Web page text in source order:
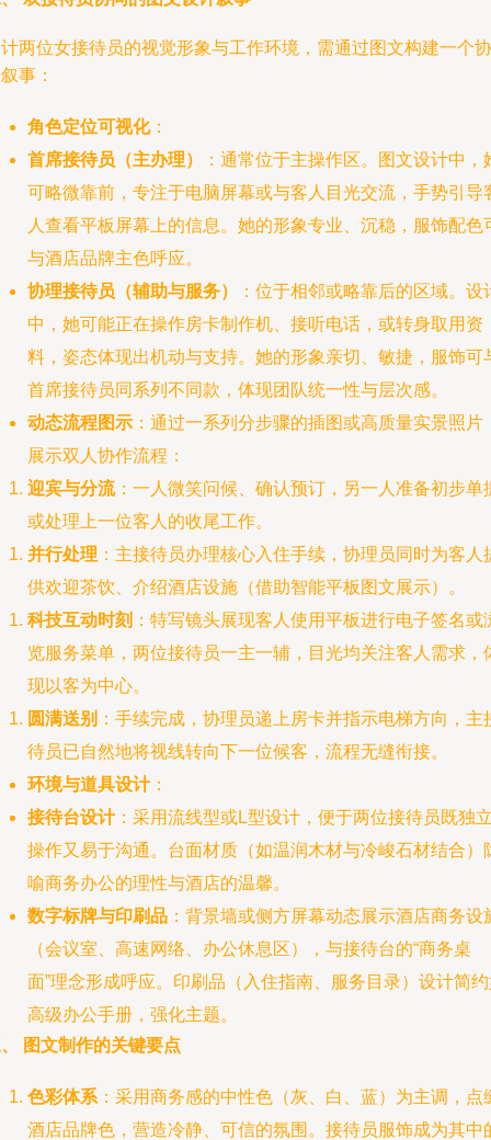
两位女接待员的视觉形象与工作环境，需通过图文构建一个协
事：
角色定位可视化：
首席接待员（主办理）
：通常位于主操作区。图文设计中，
可略微靠前，专注于电脑屏幕或与客人目光交流，手势引导
人查看平板屏幕上的信息。她的形象专业、沉稳，服饰配色
与酒店品牌主色呼应。
协理接待员（辅助与服务）
：位于相邻或略靠后的区域。设
中，她可能正在操作房卡制作机、接听电话，或转身取用资
料，姿态体现出机动与支持。她的形象亲切、敏捷，服饰可
首席接待员同系列不同款，体现团队统一性与层次感。
动态流程图示 ：通过一系列分步骤的插图或高质量实景照片
展示双人协作流程：
迎宾与分流：一人微笑问候、确认预订，另一人准备初步单
或处理上一位客人的收尾工作。
并行处理 ：主接待员办理核心入住手续，协理员同时为客人
供欢迎茶饮、介绍酒店设施（借助智能平板图文展示）。
科技互动时刻 ：特写镜头展现客人使用平板进行电子签名或
览服务菜单，两位接待员一主一辅，目光均关注客人需求，
现以客为中心。
圆满送别 ：手续完成，协理员递上房卡并指示电梯方向，主
待员已自然地将视线转向下一位候客，流程无缝衔接。
环境与道具设计：
接待台设计：采用流线型或L型设计，便于两位接待员既独
操作又易于沟通。台面材质（如温润木材与冷峻石材结合）
喻商务办公的理性与酒店的温馨。
数字标牌与印刷品 ：背景墙或侧方屏幕动态展示酒店商务设
（会议室、高速网络、办公休息区），与接待台的“商务桌
面”理念形成呼应。印刷品（入住指南、服务目录）设计简
高级办公手册，强化主题。
图文制作的关键要点
色彩体系 ：采用商务感的中性色（灰、白、蓝）为主调，点
酒店品牌色，营造冷静、可信的氛围。接待员服饰成为其中